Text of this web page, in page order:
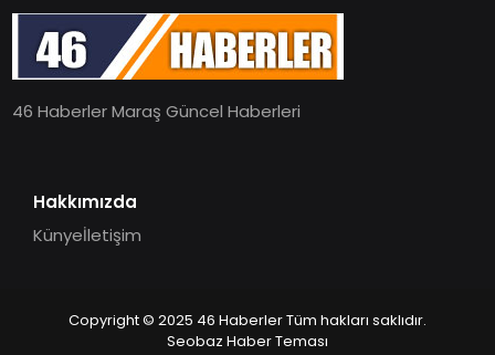
46 Haberler Maraş Güncel Haberleri
Hakkımızda
Künyeİletişim
Copyright © 2025 46 Haberler Tüm hakları saklıdır.
Seobaz Haber Teması